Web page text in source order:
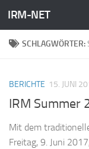
Zum Inhalt
IRM-NET
SCHLAGWÖRTER:
BERICHTE 15. JUNI
IRM Summer
Mit dem
Freitag, 9. Juni